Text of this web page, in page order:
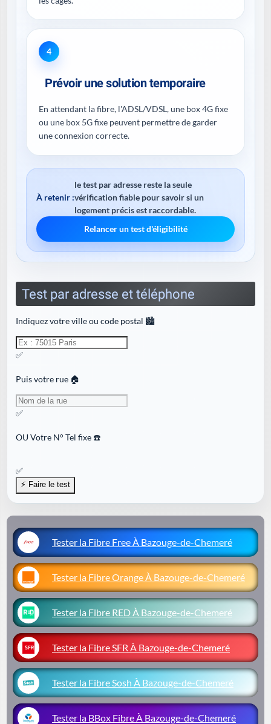
4
Prévoir une solution temporaire
En attendant la fibre, l'ADSL/VDSL, une box 4G fixe
ou une box 5G fixe peuvent permettre de garder
une connexion correcte.
À retenir :
le test par adresse reste la seule
vérification fiable pour savoir si un
logement précis est raccordable.
Relancer un test d'éligibilité
Test par adresse et téléphone
Indiquez votre ville ou code postal 🏙️
✅
Puis votre rue 🏠
✅
OUVotre N° Tel fixe ☎️
✅
Tester la Fibre Free À Bazouge-de-Chemeré
Tester la Fibre Orange À Bazouge-de-Chemeré
Tester la Fibre RED À Bazouge-de-Chemeré
Tester la Fibre SFR À Bazouge-de-Chemeré
Tester la Fibre Sosh À Bazouge-de-Chemeré
Tester la BBox Fibre À Bazouge-de-Chemeré